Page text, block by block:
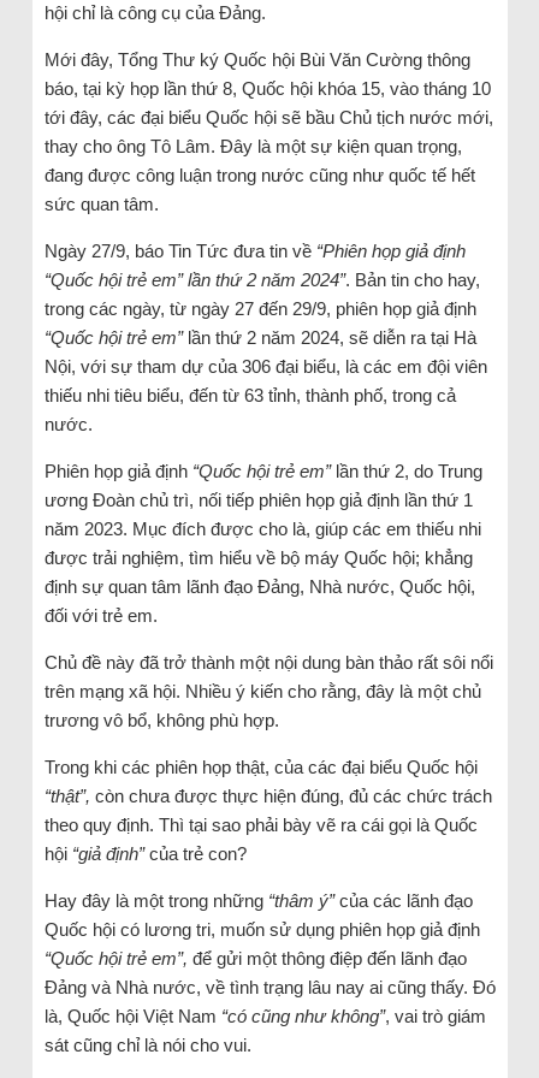
hội chỉ là công cụ của Đảng.
Mới đây, Tổng Thư ký Quốc hội Bùi Văn Cường thông
báo, tại kỳ họp lần thứ 8, Quốc hội khóa 15, vào tháng 10
tới đây, các đại biểu Quốc hội sẽ bầu Chủ tịch nước mới,
thay cho ông Tô Lâm. Đây là một sự kiện quan trọng,
đang được công luận trong nước cũng như quốc tế hết
sức quan tâm.
Ngày 27/9, báo Tin Tức đưa tin về “Phiên họp giả định
“Quốc hội trẻ em” lần thứ 2 năm 2024”. Bản tin cho hay,
trong các ngày, từ ngày 27 đến 29/9, phiên họp giả định
“Quốc hội trẻ em”lần thứ 2 năm 2024, sẽ diễn ra tại Hà
Nội, với sự tham dự của 306 đại biểu, là các em đội viên
thiếu nhi tiêu biểu, đến từ 63 tỉnh, thành phố, trong cả
nước.
Phiên họp giả định “Quốc hội trẻ em”lần thứ 2, do Trung
ương Đoàn chủ trì, nối tiếp phiên họp giả định lần thứ 1
năm 2023. Mục đích được cho là, giúp các em thiếu nhi
được trải nghiệm, tìm hiểu về bộ máy Quốc hội; khẳng
định sự quan tâm lãnh đạo Đảng, Nhà nước, Quốc hội,
đối với trẻ em.
Chủ đề này đã trở thành một nội dung bàn thảo rất sôi nổi
trên mạng xã hội. Nhiều ý kiến cho rằng, đây là một chủ
trương vô bổ, không phù hợp.
Trong khi các phiên họp thật, của các đại biểu Quốc hội
“thật”, còn chưa được thực hiện đúng, đủ các chức trách
theo quy định. Thì tại sao phải bày vẽ ra cái gọi là Quốc
hội “giả định”của trẻ con?
Hay đây là một trong những “thâm ý”của các lãnh đạo
Quốc hội có lương tri, muốn sử dụng phiên họp giả định
“Quốc hội trẻ em”, để gửi một thông điệp đến lãnh đạo
Đảng và Nhà nước, về tình trạng lâu nay ai cũng thấy. Đó
là, Quốc hội Việt Nam “có cũng như không”, vai trò giám
sát cũng chỉ là nói cho vui.